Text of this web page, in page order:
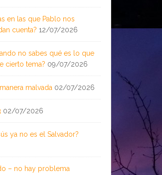
en las que Pablo nos
cuenta? 12/07/2026
no sabes qué es lo que
cierto tema? 09/07/2026
malvada 02/07/2026
02/07/2026
ya no es el Salvador?
– no hay problema